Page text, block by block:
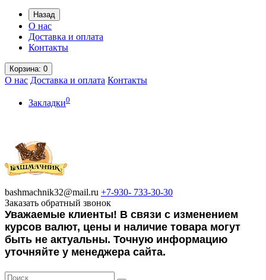
Назад
О нас
Доставка и оплата
Контакты
Корзина: 0
О нас Доставка и оплата Контакты
Закладки0
bashmachnik32@mail.ru +7-930- 733-30-30
Заказать обратный звонок
Уважаемые клиенты! В связи с изменением
курсов валют, цены и наличие товара могут
быть не актуальны. Точную информацию
уточняйте у менеджера сайта.